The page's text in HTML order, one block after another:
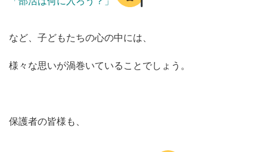
など、子どもたちの心の中には、
様々な思いが渦巻いていることでしょう。
保護者の皆様も、